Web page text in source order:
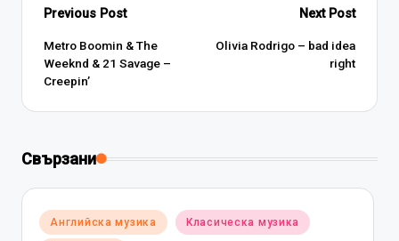
Post
navigation
Previous Post
Metro Boomin & The
Weeknd & 21 Savage –
Creepin’
Next Post
Olivia Rodrigo – bad idea
right
Свързани
Posted
in
Английска музика Класическа музика